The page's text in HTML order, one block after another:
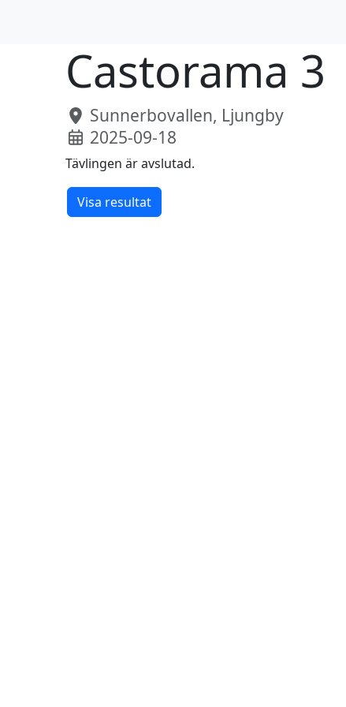
Castorama 3
Sunnerbovallen, Ljungby
2025-09-18
Tävlingen är avslutad.
Visa resultat